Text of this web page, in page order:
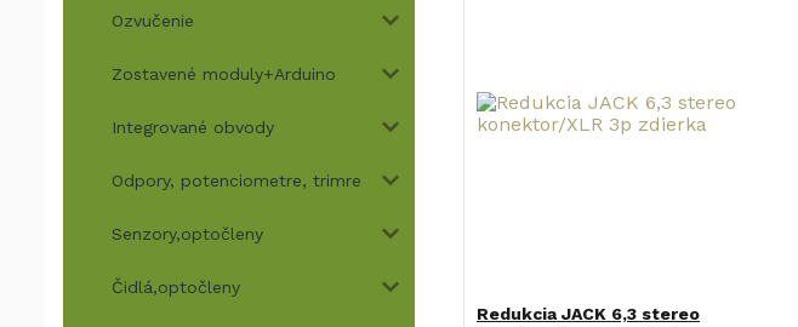
Ozvučenie
Zostavené moduly+Arduino
Integrované obvody
Odpory, potenciometre, trimre
Senzory,optočleny
Čidlá,optočleny
Redukcia JACK 6,3 stereo